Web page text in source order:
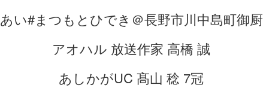
あい#まつもとひでき＠長野市川中島町御厨
アオハル 放送作家 高橋 誠
あしかがUC 髙山 稔 7冠